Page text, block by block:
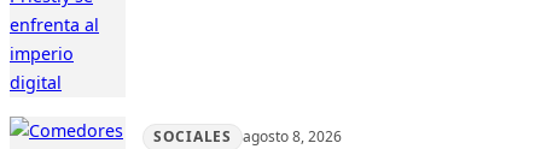
SOCIALES agosto 8, 2026